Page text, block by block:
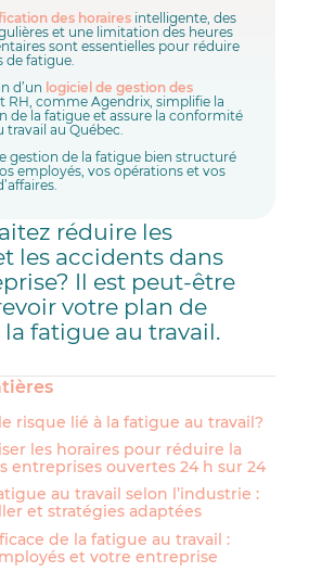
des horaires intelligente, des
et une limitation des heures
sont essentielles pour réduire
de fatigue.
d’un logiciel de gestion des
RH, comme Agendrix, simplifie la
de la fatigue et assure la conformité
travail au Québec.
gestion de la fatigue bien structuré
employés, vos opérations et vos
réduire les
les accidents dans
Il est peut-être
votre plan de
fatigue au travail.
risque lié à la fatigue au travail?
les horaires pour réduire la
entreprises ouvertes 24 h sur 24
au travail selon l’industrie :
et stratégies adaptées
de la fatigue au travail :
et votre entreprise